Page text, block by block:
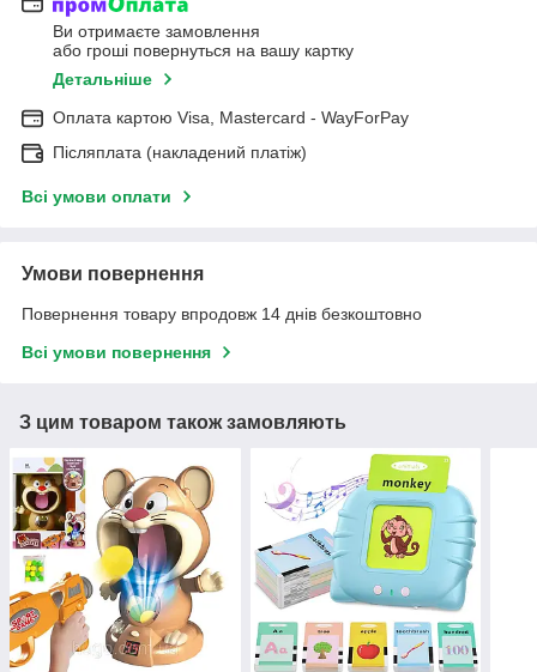
Ви отримаєте замовлення
або гроші повернуться на вашу картку
Детальніше
Оплата картою Visa, Mastercard - WayForPay
Післяплата (накладений платіж)
Всі умови оплати
Умови повернення
Повернення товару впродовж 14 днів безкоштовно
Всі умови повернення
З цим товаром також замовляють